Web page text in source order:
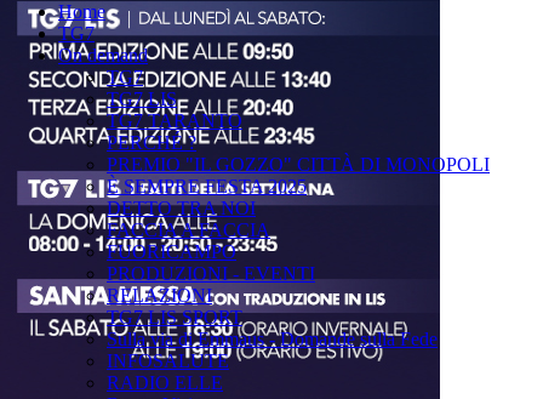
Home
TG7
On demand
TG7
TG7 LIS
TG7 TARANTO
PERCHÉ ?
PREMIO "IL GOZZO" CITTÀ DI MONOPOLI
È SEMPRE FESTA 2025
DETTO TRA NOI
FACCIA A FACCIA
FUORICAMPO
PRODUZIONI - EVENTI
RELAZIONI
TG7 LIS SPORT
Sulla via di Emmaus - Domande sulla Fede
INFOSALUTE
RADIO ELLE